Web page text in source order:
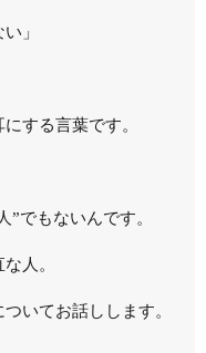
」
する言葉です。
”でもないんです。
人。
いてお話しします。